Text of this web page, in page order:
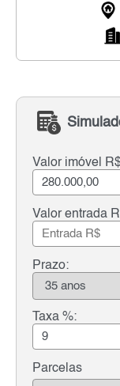
Valor imóvel
Valor entrada
Prazo:
Taxa %:
Parcelas